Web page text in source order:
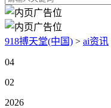
918搏天堂(中国) > ai资讯
04
02
2026